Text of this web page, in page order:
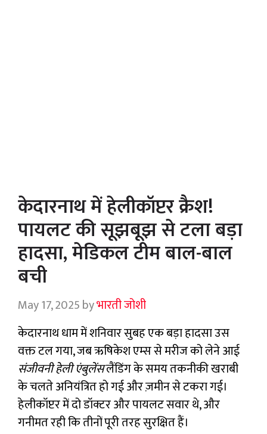
केदारनाथ में हेलीकॉप्टर क्रैश!
पायलट की सूझबूझ से टला बड़ा
हादसा, मेडिकल टीम बाल-बाल
बची
May 17, 2025byभारती जोशी
केदारनाथ धाम में शनिवार सुबह एक बड़ा हादसा उस
वक्त टल गया, जब ऋषिकेश एम्स से मरीज को लेने आई
संजीवनी हेली एंबुलेंसलैंडिंग के समय तकनीकी खराबी
के चलते अनियंत्रित हो गई और ज़मीन से टकरा गई।
हेलीकॉप्टर में दो डॉक्टर और पायलट सवार थे, और
गनीमत रही कि तीनों पूरी तरह सुरक्षित हैं।